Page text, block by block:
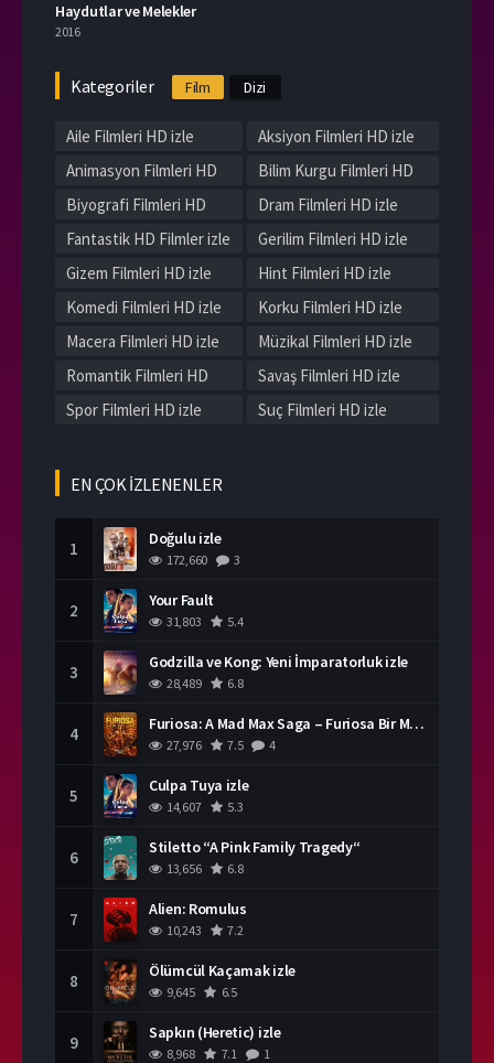
Haydutlar ve Melekler
2016
Kategoriler Film Dizi
Aile Filmleri HD izle
Aksiyon Filmleri HD izle
Animasyon Filmleri HD
izle
Bilim Kurgu Filmleri HD
izle
Biyografi Filmleri HD
izle
Dram Filmleri HD izle
Fantastik HD Filmler izle
Gerilim Filmleri HD izle
Gizem Filmleri HD izle
Hint Filmleri HD izle
Komedi Filmleri HD izle
Korku Filmleri HD izle
Macera Filmleri HD izle
Müzikal Filmleri HD izle
Romantik Filmleri HD
izle
Savaş Filmleri HD izle
Spor Filmleri HD izle
Suç Filmleri HD izle
Yerli Filmleri HD izle
EN ÇOK İZLENENLER
1 Doğulu izle
172,660 3
2 Your Fault
31,803 5.4
3 Godzilla ve Kong: Yeni İmparatorluk izle
28,489 6.8
4 Furiosa: A Mad Max Saga – Furiosa Bir Mad Max Destanı
27,976 7.5 4
5 Culpa Tuya izle
14,607 5.3
6 Stiletto “A Pink Family Tragedy“
13,656 6.8
7 Alien: Romulus
10,243 7.2
8 Ölümcül Kaçamak izle
9,645 6.5
9 Sapkın (Heretic) izle
8,968 7.1 1